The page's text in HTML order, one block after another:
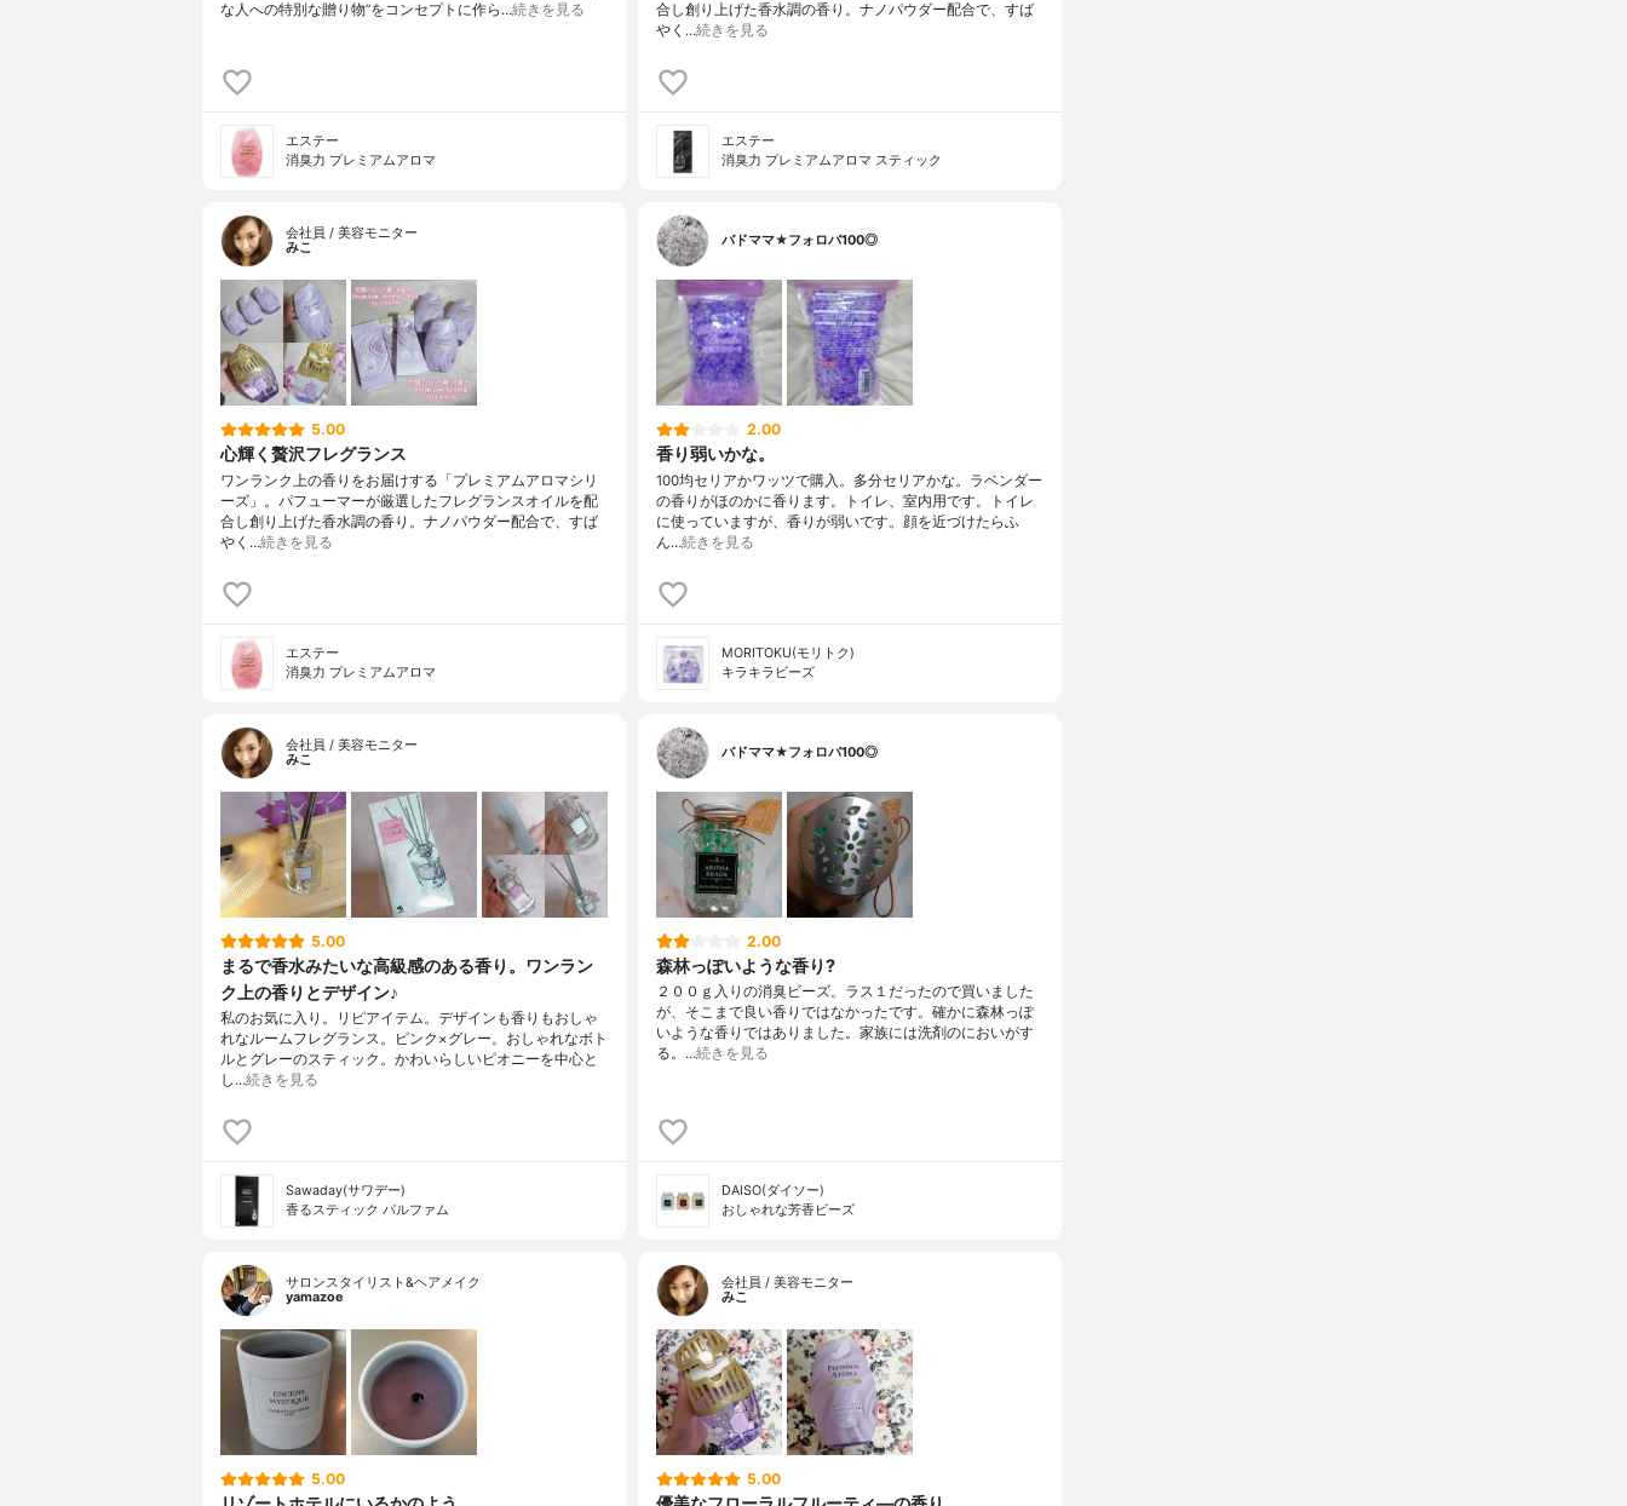
な人への特別な贈り物”をコンセプトに作ら…続きを見る
エステー
消臭力 プレミアムアロマ
合し創り上げた香水調の香り。ナノパウダー配合で、すば
やく…続きを見る
エステー
消臭力 プレミアムアロマ スティック
会社員 / 美容モニター
みこ
5.00
心輝く贅沢フレグランス
ワンランク上の香りをお届けする「プレミアムアロマシリ
ーズ」。パフューマーが厳選したフレグランスオイルを配
合し創り上げた香水調の香り。ナノパウダー配合で、すば
やく…続きを見る
エステー
消臭力 プレミアムアロマ
バドママ★フォロバ100◎
2.00
香り弱いかな。
100均セリアかワッツで購入。多分セリアかな。ラベンダー
の香りがほのかに香ります。トイレ、室内用です。トイレ
に使っていますが、香りが弱いです。顔を近づけたらふ
ん…続きを見る
MORITOKU(モリトク)
キラキラビーズ
会社員 / 美容モニター
みこ
5.00
まるで香水みたいな高級感のある香り。ワンラン
ク上の香りとデザイン♪
私のお気に入り。リピアイテム。デザインも香りもおしゃ
れなルームフレグランス。ピンク×グレー。おしゃれなボト
ルとグレーのスティック。かわいらしいピオニーを中心と
し…続きを見る
Sawaday(サワデー)
香るスティック パルファム
バドママ★フォロバ100◎
2.00
森林っぽいような香り?
２００ｇ入りの消臭ビーズ。ラス１だったので買いました
が、そこまで良い香りではなかったです。確かに森林っぽ
いような香りではありました。家族には洗剤のにおいがす
る。…続きを見る
DAISO(ダイソー)
おしゃれな芳香ビーズ
サロンスタイリスト&ヘアメイク
yamazoe
5.00
会社員 / 美容モニター
みこ
5.00